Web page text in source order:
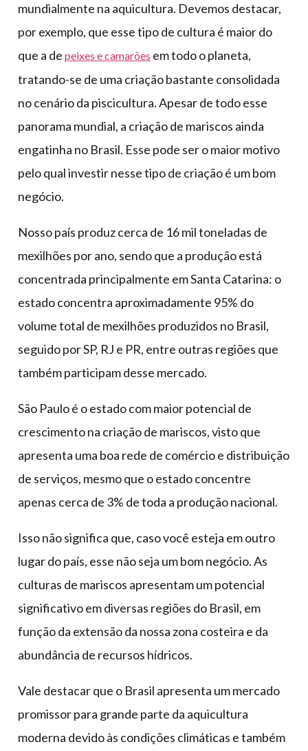
mundialmente na aquicultura. Devemos destacar,
por exemplo, que esse tipo de cultura é maior do
que a de peixes e camarões em todo o planeta,
tratando-se de uma criação bastante consolidada
no cenário da piscicultura. Apesar de todo esse
panorama mundial, a criação de mariscos ainda
engatinha no Brasil. Esse pode ser o maior motivo
pelo qual investir nesse tipo de criação é um bom
negócio.
Nosso país produz cerca de 16 mil toneladas de
mexilhões por ano, sendo que a produção está
concentrada principalmente em Santa Catarina: o
estado concentra aproximadamente 95% do
volume total de mexilhões produzidos no Brasil,
seguido por SP, RJ e PR, entre outras regiões que
também participam desse mercado.
São Paulo é o estado com maior potencial de
crescimento na criação de mariscos, visto que
apresenta uma boa rede de comércio e distribuição
de serviços, mesmo que o estado concentre
apenas cerca de 3% de toda a produção nacional.
Isso não significa que, caso você esteja em outro
lugar do país, esse não seja um bom negócio. As
culturas de mariscos apresentam um potencial
significativo em diversas regiões do Brasil, em
função da extensão da nossa zona costeira e da
abundância de recursos hídricos.
Vale destacar que o Brasil apresenta um mercado
promissor para grande parte da aquicultura
moderna devido às condições climáticas e também